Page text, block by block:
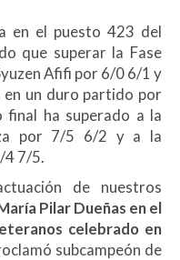
en el puesto 423 del
que superar la Fase
Afifi por 6/0 6/1 y
en un duro partido por
ha superado a la
por 7/5 6/2 y a la
4 7/5.
de nuestros
Pilar Dueñas en el
celebrado en
subcampeón de